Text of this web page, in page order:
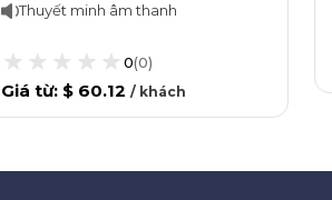
Thuyết minh âm thanh
0(0)
Giá từ: $ 60.12 / khách